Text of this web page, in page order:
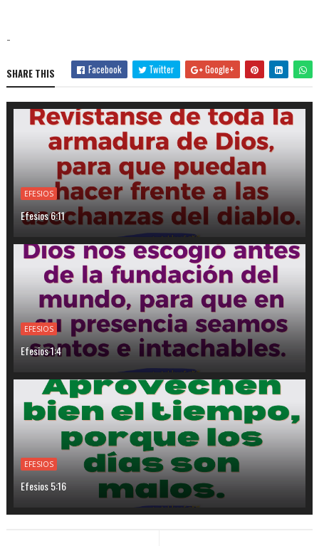
-
SHARE THIS Facebook Twitter Google+
EFESIOS
Efesios 6:11
EFESIOS
Efesios 1:4
EFESIOS
Efesios 5:16